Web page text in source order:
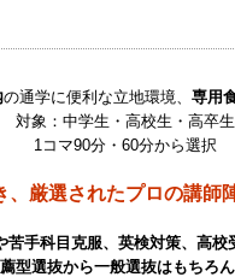
の通学に便利な立地環境、 専用
対象：中学生・高校生・高卒生
1コマ90分・60分から選択
厳選されたプロの講師
手科目克服、英検対策、高
型選抜から一般選抜はもちろ